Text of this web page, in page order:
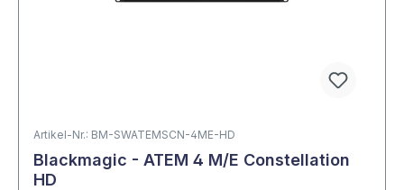
Artikel-Nr.: BM-SWATEMSCN-4ME-HD
Blackmagic - ATEM 4 M/E Constellation
HD